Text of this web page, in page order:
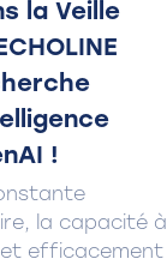
la Veille
!
la capacité à
efficacement